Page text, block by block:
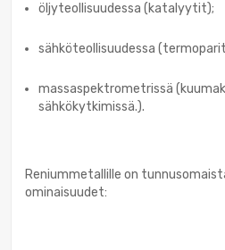
öljyteollisuudessa (katalyytit);
sähköteollisuudessa
massaspektrometrissä
sähkökytkimissä.).
Reniummetallille on
ominaisuudet: